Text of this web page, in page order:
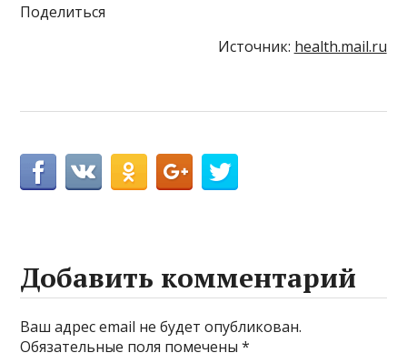
Поделиться
Источник: health.mail.ru
Добавить комментарий
Ваш адрес email не будет опубликован.
Обязательные поля помечены*